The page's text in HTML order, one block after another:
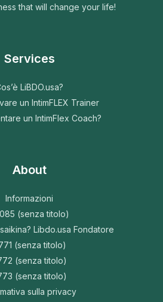
that will change your life!
Services
LiBDO.usa?
un IntimFLEX Trainer
un IntimFlex Coach?
About
Informazioni
(senza titolo)
Libdo.usa Fondatore
(senza titolo)
(senza titolo)
(senza titolo)
sulla privacy